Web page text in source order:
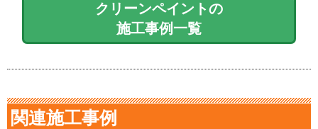
クリーンペイントの
施工事例一覧
関連施工事例